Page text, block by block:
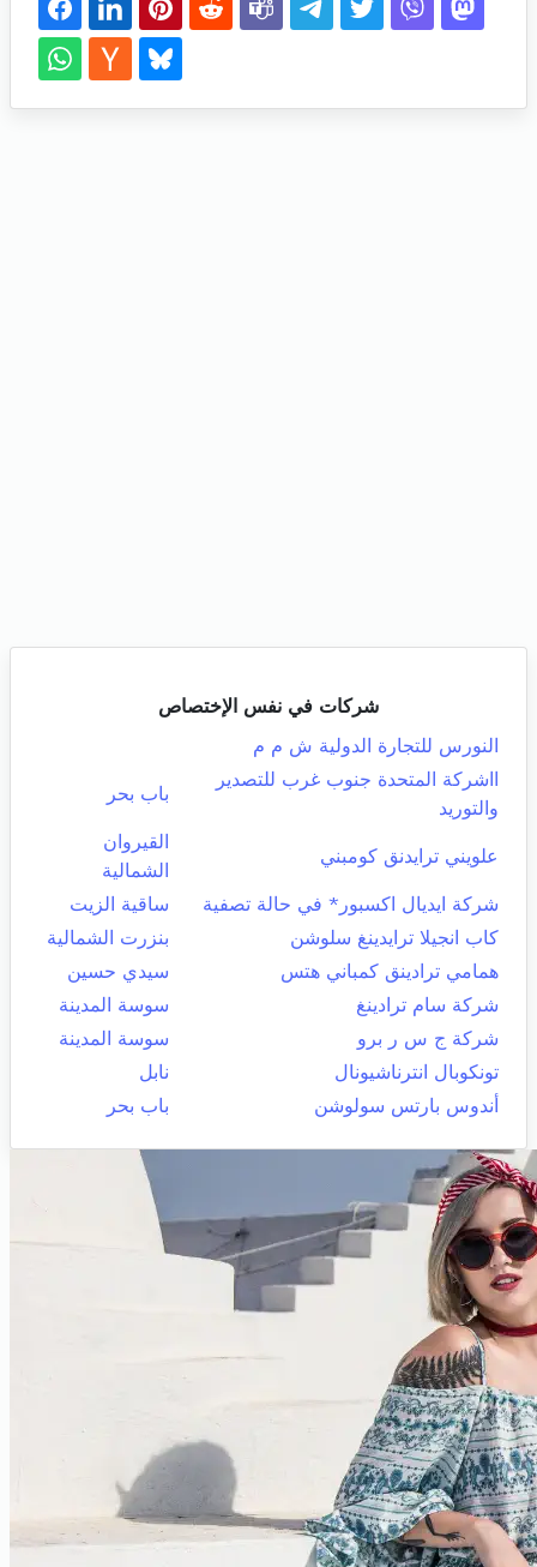
شركات في نفس الإختصاص
النورس للتجارة الدولية ش م م
ااشركة المتحدة جنوب غرب للتصدير
والتوريد
باب بحر
علويني ترايدنق كومبني
القيروان
الشمالية
شركة ايديال اكسبور* في حالة تصفية
ساقية الزيت
كاب انجيلا ترايدينغ سلوشن
بنزرت الشمالية
همامي ترادينق كمباني هتس
سيدي حسين
شركة سام ترادينغ
سوسة المدينة
شركة ج س ر برو
سوسة المدينة
تونكوبال انترناشيونال
نابل
أندوس بارتس سولوشن
باب بحر